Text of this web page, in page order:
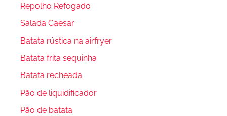
Repolho Refogado
Salada Caesar
Batata rústica na airfryer
Batata frita sequinha
Batata recheada
Pão de liquidificador
Pão de batata